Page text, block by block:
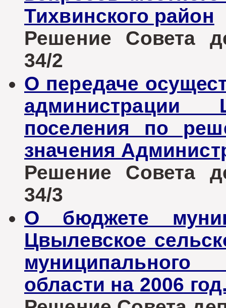
Тихвинского район
Решение Совета
34/2
О передаче
администрации
поселения по
значения
Решение Совета
34/3
О бюджете
Цвылевское
муниципального
области на 2006